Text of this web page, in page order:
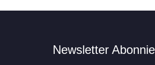
Newsletter